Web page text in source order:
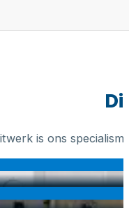
is ons